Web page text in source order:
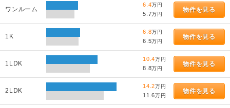
ワンルーム
6.4万円
5.7万円
物件を見る
1K
6.8万円
6.5万円
物件を見る
1LDK
10.4万円
8.8万円
物件を見る
2LDK
14.2万円
11.6万円
物件を見る